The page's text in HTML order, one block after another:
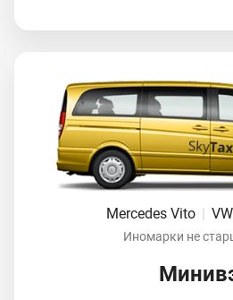
Mercedes Vito
Иномарки не